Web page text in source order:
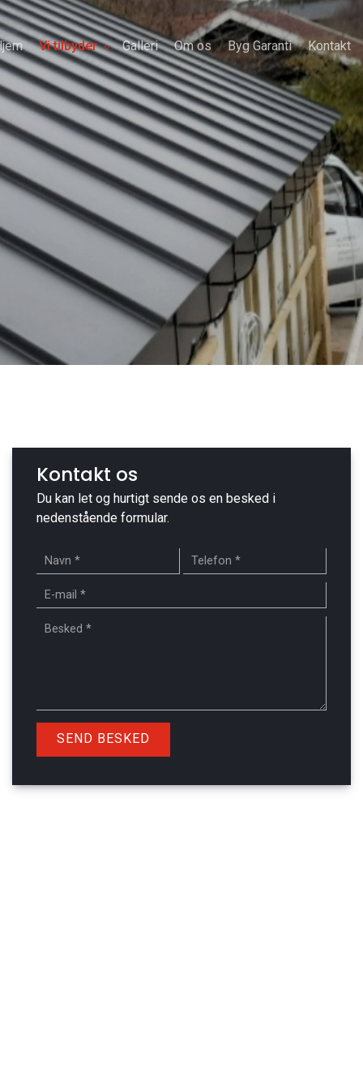
Vi tilbyder Galleri Om os Byg Garanti Kontakt
Kontakt os
Du kan let og hurtigt sende os en besked i
nedenstående formular.